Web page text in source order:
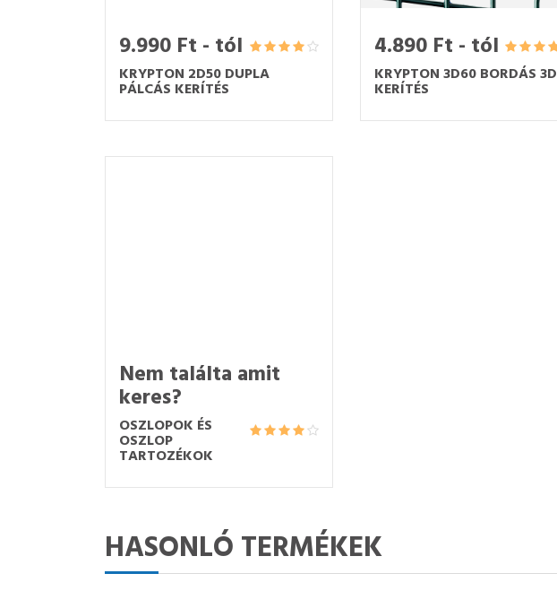
9.990 Ft - tól
KRYPTON 2D50 DUPLA
PÁLCÁS KERÍTÉS
4.890 Ft - tól
KRYPTON 3D60 BORDÁS 3D
KERÍTÉS
Nem találta amit
keres?
OSZLOPOK ÉS
OSZLOP
TARTOZÉKOK
HASONLÓ TERMÉKEK